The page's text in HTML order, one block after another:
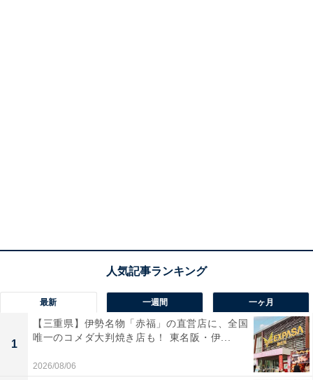
最新 一週間 一ヶ月
1
【三重県】伊勢名物「赤福」の直営店に、全国
唯一のコメダ大判焼き店も！ 東名阪・伊...
2026/08/06